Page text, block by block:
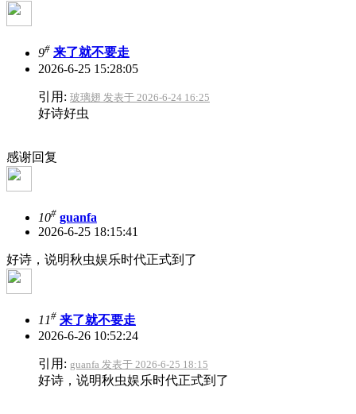
9# 来了就不要走
2026-6-25 15:28:05
引用: 玻璃翅 发表于 2026-6-24 16:25
好诗好虫
感谢回复
10# guanfa
2026-6-25 18:15:41
好诗，说明秋虫娱乐时代正式到了
11# 来了就不要走
2026-6-26 10:52:24
引用: guanfa 发表于 2026-6-25 18:15
好诗，说明秋虫娱乐时代正式到了